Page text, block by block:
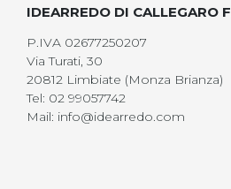
IDEARREDO DI CALLEGARO
P.IVA 02677250207
Via Turati, 30
20812 Limbiate (Monza Brianza)
Tel: 02 99057742
Mail: info@idearredo.com